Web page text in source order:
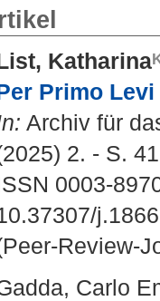
Katharina
Primo
Archiv für
2. - S.
0003-
Review-
Carlo